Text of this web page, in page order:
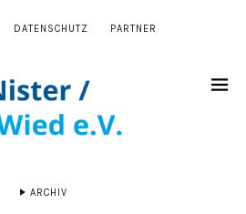
DATENSCHUTZ PARTNER
ARCHIV